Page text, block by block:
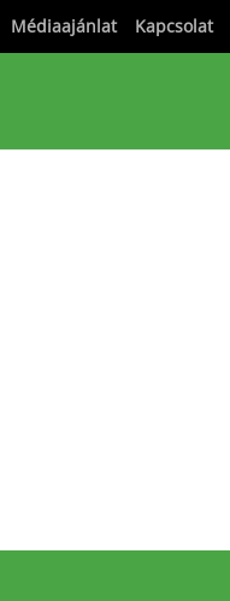
Médiaajánlat Kapcsolat